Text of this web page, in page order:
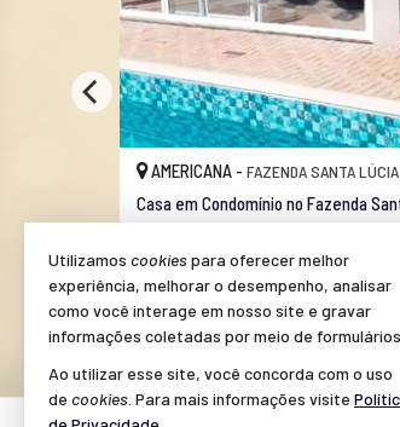
AMERICANA - FAZENDA SANTA LÚCIA
Casa em Condomínio no Fazenda
R$ 1.380.000,00
Utilizamos cookiespara oferecer melhor
experiência, melhorar o desempenho, analisar
como você interage em nosso site e gravar
informações coletadas por meio de formulários.
Ao utilizar esse site, você concorda com o uso
de cookies . Para mais informações visite